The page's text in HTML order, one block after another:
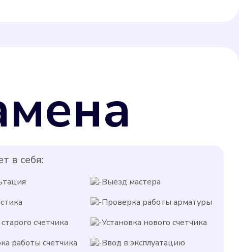
в себя:
Выезд мастера
Проверка работы арматуры
счетчика
Установка нового счетчика
работы счетчика
Ввод в эксплуатацию